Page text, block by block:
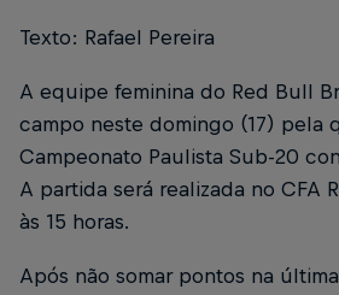
Texto: Rafael Pereira
A equipe feminina do Red Bull
campo neste domingo (17) pela
Campeonato Paulista Sub-20
A partida será realizada no CFA
às 15 horas.
Após não somar pontos na